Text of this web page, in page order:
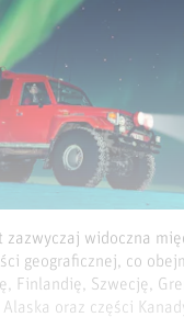
zazwyczaj widoczna
geograficznej, co
Finlandię, Szwecję,
oraz części